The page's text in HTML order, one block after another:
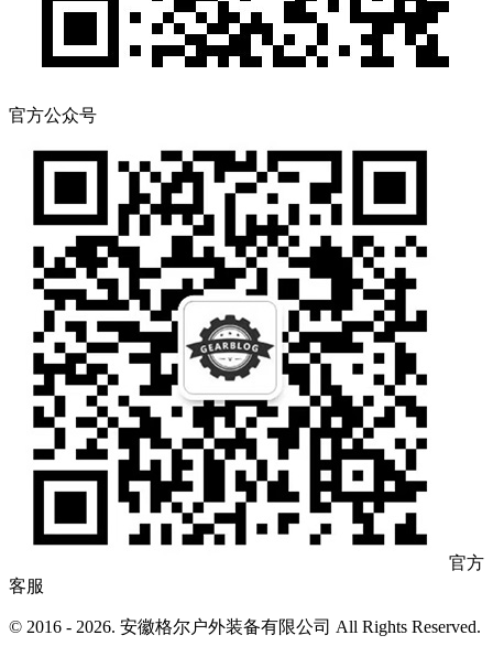
官方公众号
官方
客服
© 2016 - 2026. 安徽格尔户外装备有限公司 All Rights Reserved.